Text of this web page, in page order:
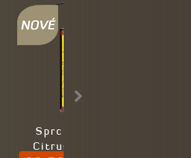
Sprchový gél
Citrusový mix